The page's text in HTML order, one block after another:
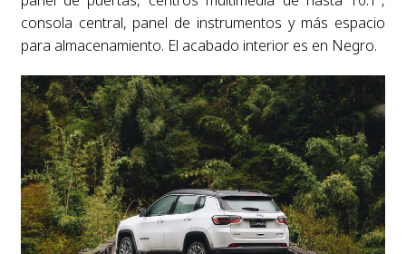
consola central, panel de instrumentos y más espacio
para almacenamiento. El acabado interior es en Negro.